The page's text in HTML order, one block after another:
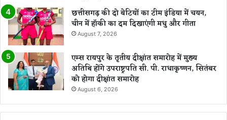
छत्तीसगढ़ की दो बेटियों का टीम इंडिया में चयन,
चीन में हॉकी का दम दिखाएंगी मधु और गीता
August 7, 2026
एम्स रायपुर के तृतीय दीक्षांत समारोह में मुख्य
अतिथि होंगे उपराष्ट्रपति सी. पी. राधाकृष्णन, सितंबर
को होगा दीक्षांत समारोह
August 6, 2026